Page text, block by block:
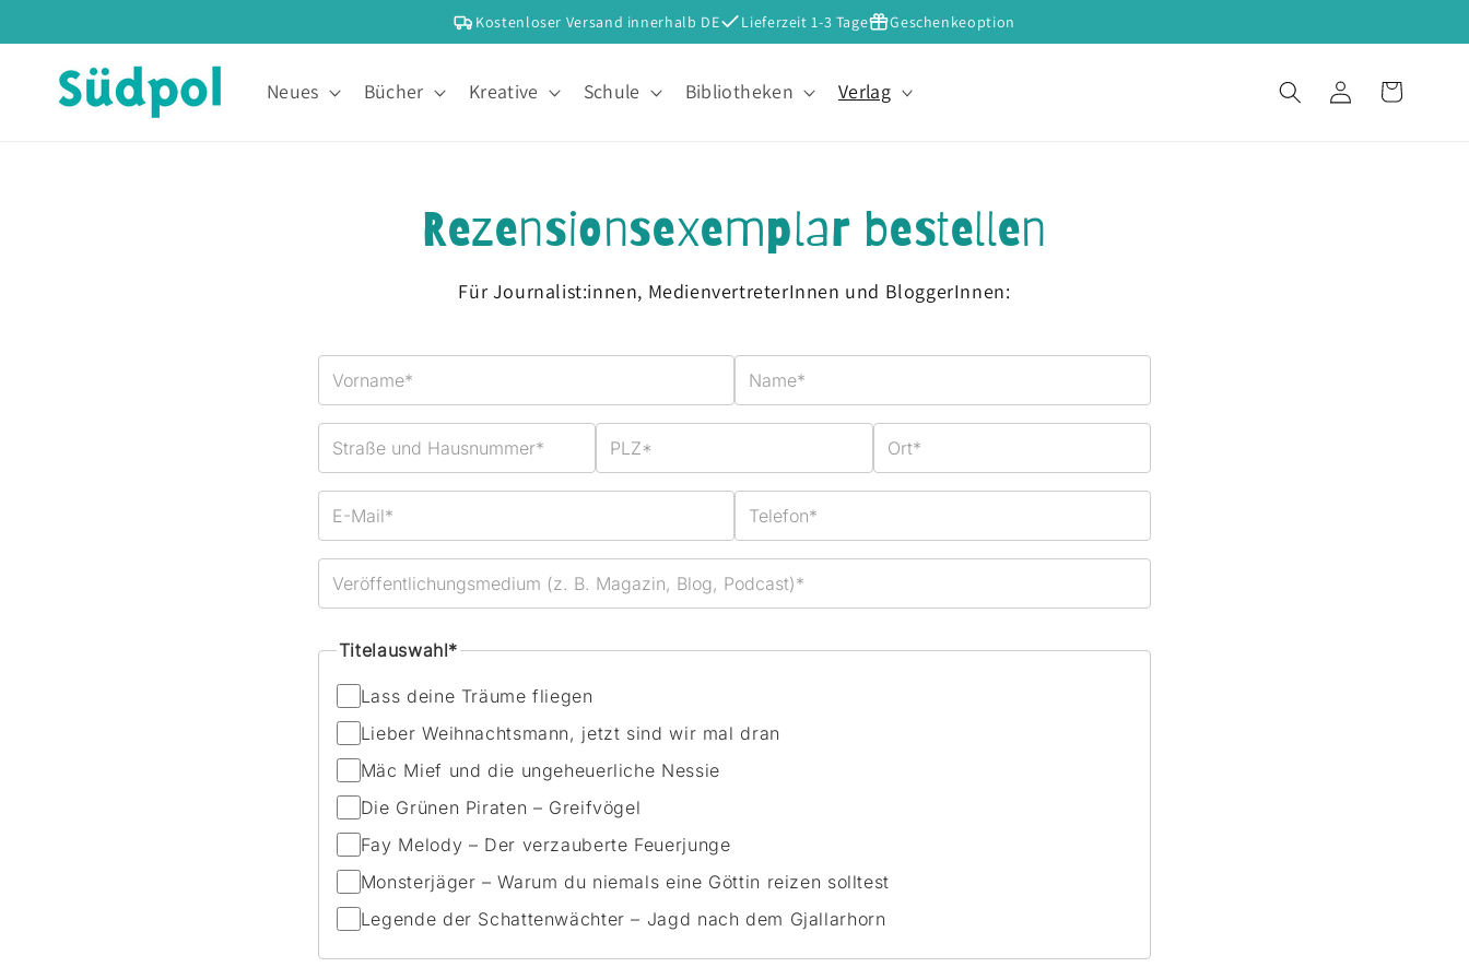
Inhalt
Kostenloser Versand innerhalb DE Lieferzeit 1-3 Tage Geschenkeoption
Neues Bücher Kreative Schule Bibliotheken Verlag EinloggenWarenkorb
Rezensionsexemplar bestellen
Für Journalist:innen, MedienvertreterInnen und BloggerInnen:
Titelauswahl*
Lass deine Träume fliegen
Lieber Weihnachtsmann, jetzt sind wir mal dran
Mäc Mief und die ungeheuerliche Nessie
Die Grünen Piraten – Greifvögel
Fay Melody – Der verzauberte Feuerjunge
Monsterjäger – Warum du niemals eine Göttin reizen solltest
Legende der Schattenwächter – Jagd nach dem Gjallarhorn